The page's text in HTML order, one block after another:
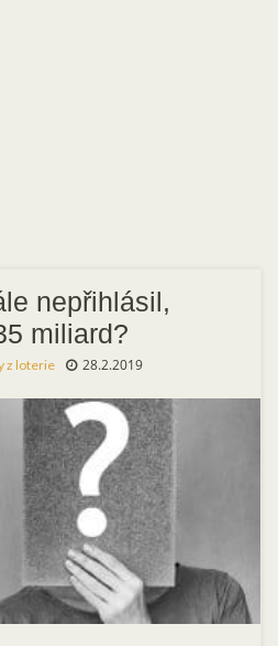
nepřihlásil,
miliard?
z loterie 28.2.2019